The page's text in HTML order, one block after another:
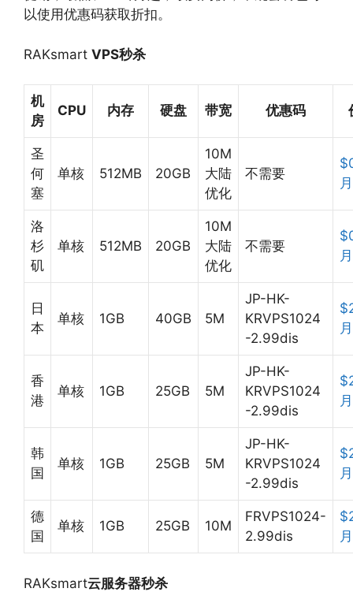
以使用优惠码获取折扣。
RAKsmart VPS秒杀
机
房
CPU 内存 硬盘 带宽 优惠码
圣
何
塞
单核 512MB 20GB
10M
大陆
优化
不需要
月
洛
杉
矶
单核 512MB 20GB
10M
大陆
优化
不需要
月
日
本
单核 1GB 40GB 5M
JP-HK-
KRVPS1024
-2.99dis
月
香
港
单核 1GB 25GB 5M
JP-HK-
KRVPS1024
-2.99dis
月
韩
国
单核 1GB 25GB 5M
JP-HK-
KRVPS1024
-2.99dis
月
德
国
单核 1GB 25GB 10M
FRVPS1024-
2.99dis
月
RAKsmart云服务器秒杀